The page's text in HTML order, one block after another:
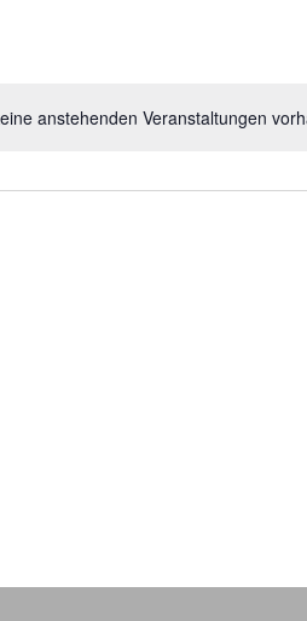
Hinweis
anstehenden Veranstaltungen